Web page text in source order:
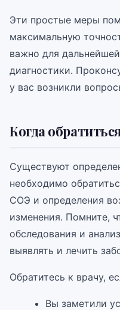
Эти простые меры
максимальную
важно для
диагностики.
у вас возникли
Когда
Существуют
необходимо
СОЭ и определения
изменения. Помните,
обследования и
выявлять и лечить
Обратитесь к врачу,
Вы заметили